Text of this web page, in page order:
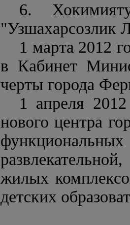
6.
"Узшахарсозлик
1 марта 2012
в Кабинет
черты города
1 апреля 2012
нового центра
жилых
детских